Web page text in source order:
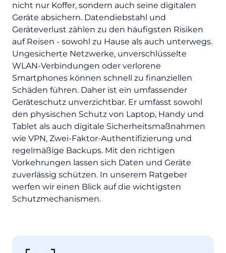
nicht nur Koffer, sondern auch seine digitalen
Geräte absichern. Datendiebstahl und
Geräteverlust zählen zu den häufigsten Risiken
auf Reisen - sowohl zu Hause als auch unterwegs.
Ungesicherte Netzwerke, unverschlüsselte
WLAN-Verbindungen oder verlorene
Smartphones können schnell zu finanziellen
Schäden führen. Daher ist ein umfassender
Geräteschutz unverzichtbar. Er umfasst sowohl
den physischen Schutz von Laptop, Handy und
Tablet als auch digitale Sicherheitsmaßnahmen
wie VPN, Zwei-Faktor-Authentifizierung und
regelmäßige Backups. Mit den richtigen
Vorkehrungen lassen sich Daten und Geräte
zuverlässig schützen. In unserem Ratgeber
werfen wir einen Blick auf die wichtigsten
Schutzmechanismen.